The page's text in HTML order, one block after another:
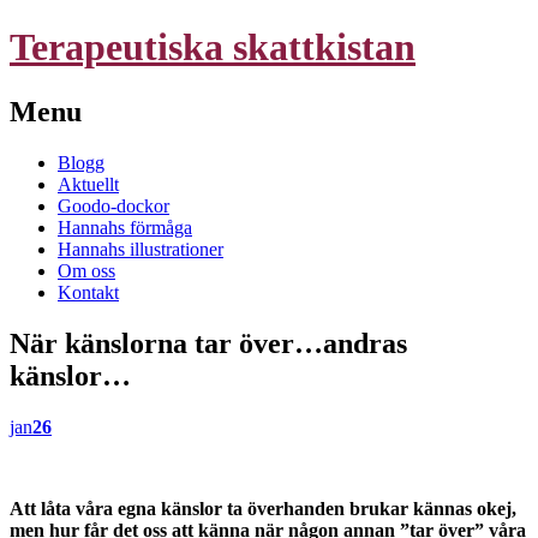
Terapeutiska skattkistan
Menu
Skip
content
Blogg
Aktuellt
Goodo-dockor
Hannahs förmåga
Hannahs illustrationer
Om oss
Kontakt
När känslorna tar över…andras
känslor…
jan26
Att låta våra egna känslor ta överhanden brukar kännas okej,
men hur får det oss att känna när någon annan ”tar över” våra